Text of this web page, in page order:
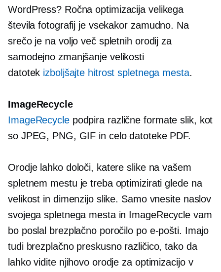
WordPress? Ročna optimizacija velikega
števila fotografij je vsekakor zamudno. Na
srečo je na voljo več spletnih orodij za
samodejno zmanjšanje velikosti
datotek izboljšajte hitrost spletnega mesta.
ImageRecycle
ImageRecyclepodpira različne formate slik, kot
so JPEG, PNG, GIF in celo datoteke PDF.
Orodje lahko določi, katere slike na vašem
spletnem mestu je treba optimizirati glede na
velikost in dimenzijo slike. Samo vnesite naslov
svojega spletnega mesta in ImageRecycle vam
bo poslal brezplačno poročilo po e-pošti. Imajo
tudi brezplačno preskusno različico, tako da
lahko vidite njihovo orodje za optimizacijo v